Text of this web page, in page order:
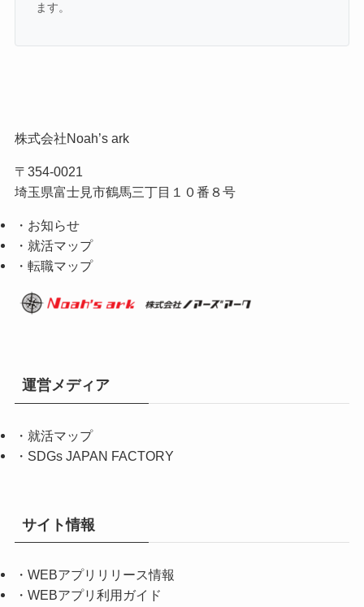
ます。
株式会社Noah’s ark
〒354-0021
埼玉県富士見市鶴馬三丁目１０番８号
・お知らせ
・就活マップ
・転職マップ
運営メディア
・ 就活マップ
・ SDGs JAPAN FACTORY
サイト情報
・ WEBアプリリリース情報
・ WEBアプリ利用ガイド